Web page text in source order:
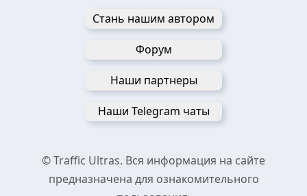
Стань нашим автором
Форум
Наши партнеры
Наши Telegram чаты
© Traffic Ultras. Вся информация на сайте
предназначена для ознакомительного